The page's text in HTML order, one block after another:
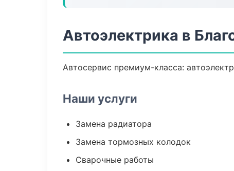
Автоэлектрика в
Автосервис премиум-класса:
Наши услуги
Замена радиатора
Замена тормозных колодок
Сварочные работы